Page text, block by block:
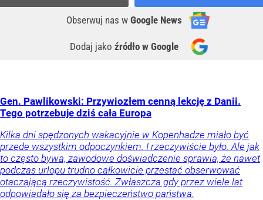
Obserwuj nas w Google News
Dodaj jako źródło w Google
Gen. Pawlikowski: Przywiozłem cenną lekcję z Danii.
Tego potrzebuje dziś cała Europa
Kilka dni spędzonych wakacyjnie w Kopenhadze miało być
przede wszystkim odpoczynkiem. I rzeczywiście było. Ale jak
to często bywa, zawodowe doświadczenie sprawia, że nawet
podczas urlopu trudno całkowicie przestać obserwować
otaczającą rzeczywistość. Zwłaszcza gdy przez wiele lat
odpowiadało się za bezpieczeństwo państwa.